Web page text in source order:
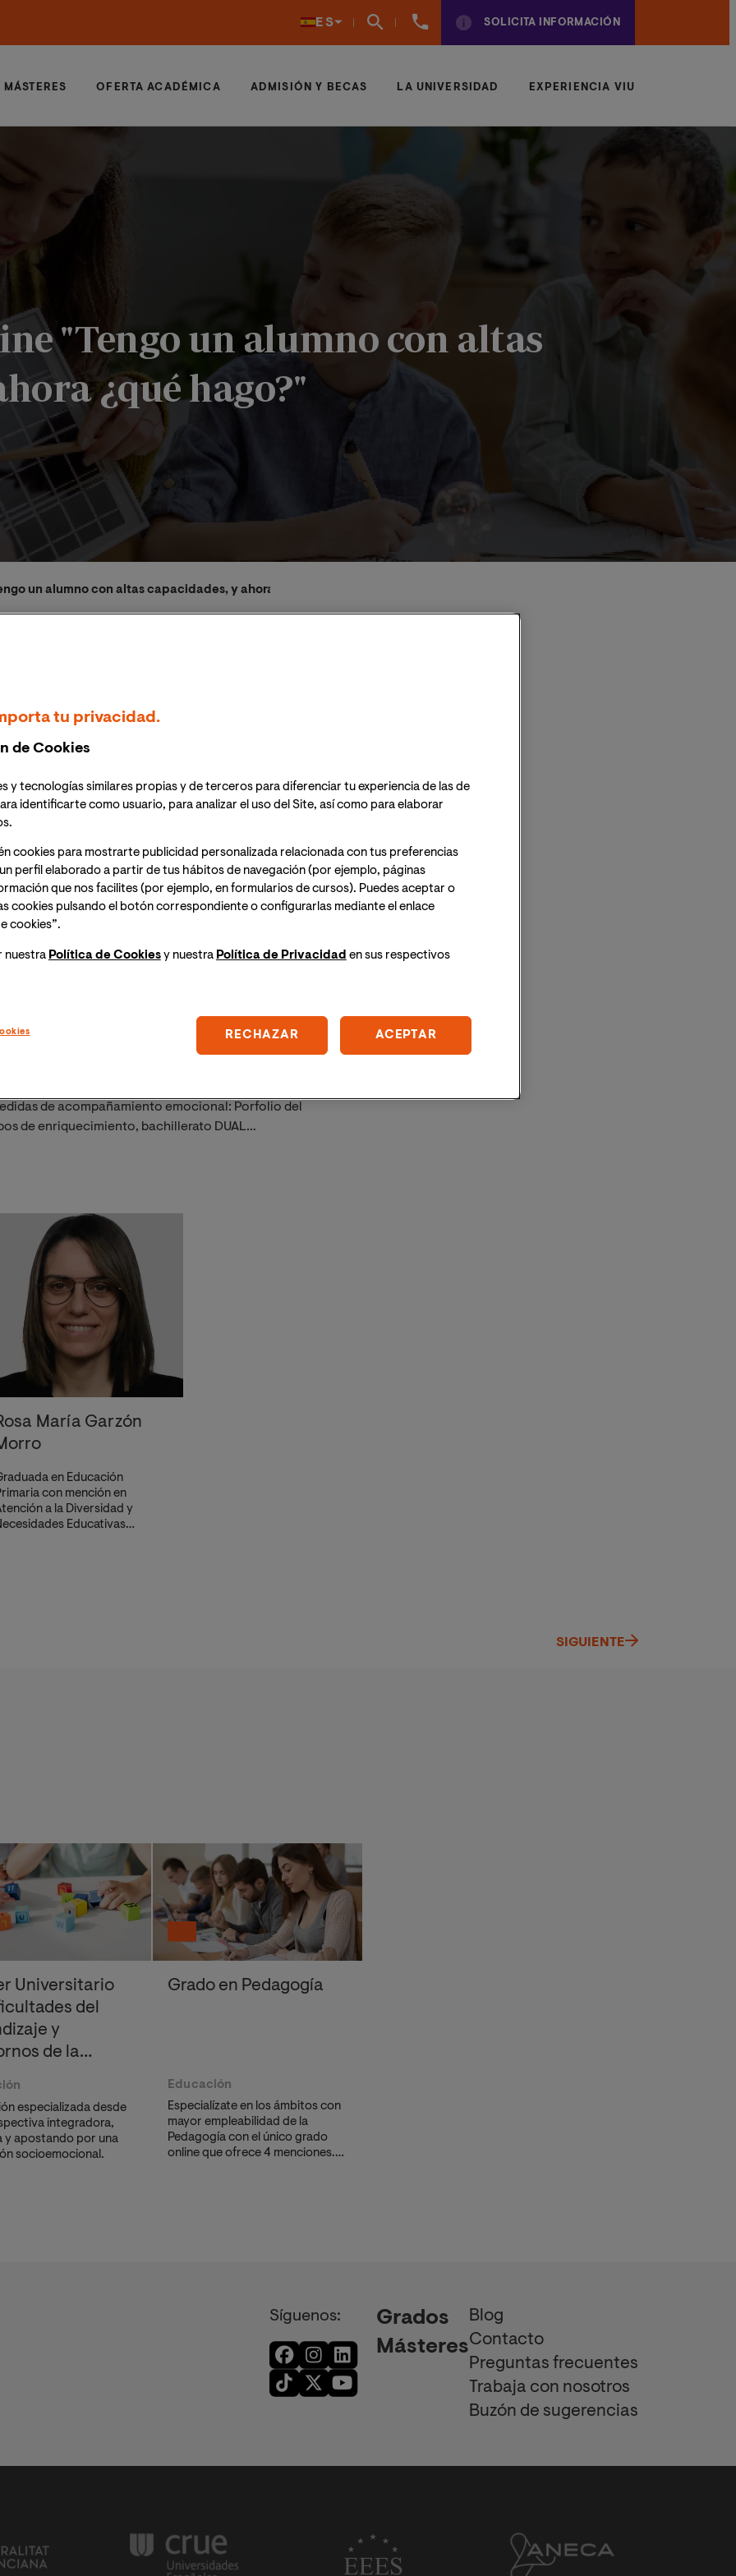
ES
960
SOLICITA INFORMACIÓN
MÁSTERES OFERTA ACADÉMICA ADMISIÓN Y BECAS LA UNIVERSIDAD EXPERIENCIA VIU
"Tengo un alumno con altas
¿qué hago?"
un alumno con altas capacidades, y ahora ¿qué hago?"
(hora España peninsular), tendrá lugar la
y ahora ¿qué hago?".Inscripción
enlace para acceder a la sesión online.
en Educación Especialconozca las
para la atención al alumnado con altas
aula y medidas específicas para el alumnado
estrategias de centro.
/ homogéneo), proyectos
emocional.
de acompañamiento emocional: Porfolio del
de enriquecimiento, bachillerato DUAL…
María Garzón
en Educación
con mención en
a la Diversidad y
Educativas
SIGUIENTE
Universitario
del
y
de la
especializada desde
integradora,
y apostando por una
socioemocional.
Grado en Pedagogía
Educación
Especialízate en los ámbitos con
mayor empleabilidad de la
Pedagogía con el único grado
online que ofrece 4 menciones.
Síguenos:
Grados
Másteres
Blog
Contacto
Preguntas frecuentes
Trabaja con nosotros
Buzón de sugerencias
tu privacidad.
de Cookies
y tecnologías similares propias y de terceros para diferenciar tu experiencia de las de
identificarte como usuario, para analizar el uso del Site, así como para elaborar
cookies para mostrarte publicidad personalizada relacionada con tus preferencias
perfil elaborado a partir de tus hábitos de navegación (por ejemplo, páginas
que nos facilites (por ejemplo, en formularios de cursos). Puedes aceptar o
cookies pulsando el botón correspondiente o configurarlas mediante el enlace
cookies”.
nuestra Política de Cookiesy nuestra Política de Privacidad en sus respectivos
RECHAZAR ACEPTAR